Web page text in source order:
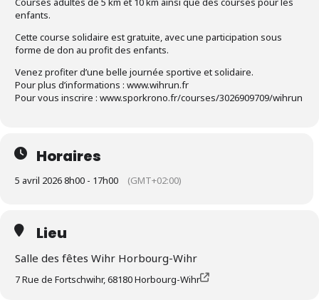
enfants.
Cette course solidaire est gratuite, avec une participation sous
forme de don au profit des enfants.
Venez profiter d’une belle journée sportive et solidaire.
Pour plus d’informations : www.wihrun.fr
Pour vous inscrire : www.sporkrono.fr/courses/3026909709/wihrun
Horaires
5 avril 2026 8h00 - 17h00 (GMT+02:00)
Lieu
Salle des fêtes Wihr Horbourg-Wihr
7 Rue de Fortschwihr, 68180 Horbourg-Wihr